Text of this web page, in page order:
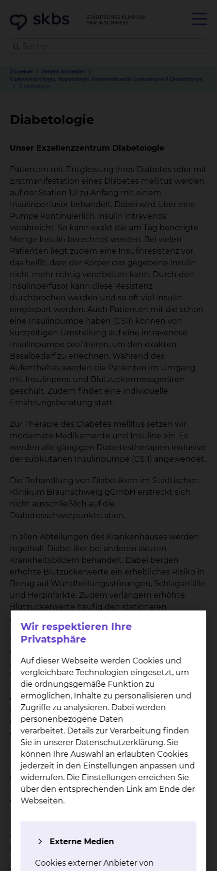
Zuweiser
Patient anmelden
Gastroenterologie, Hepatologie, Interventionelle Endoskopie & Diabetologie
Diabetologie
Diabetologie
Unser Exzellenzzentrum Diabetologie
Patienten mit Entgleisung ihres Diabetes oder mit
Erstmanifestation eines Diabetes mellitus werden
auf der Station 1.2 zu Anfang mit einem
Insulinperfusor behandelt. Dabei wird über eine
Pumpe kontinuierlich Insulin intravenös
verabreicht. So kann exakt die am Tag benötigte
Menge Insulin berechnet werden. Bei vielen
Patienten liegt zudem eine Insulinresistenz vor,
das heißt, dass der Körper das gegebene Insulin
nicht mehr richtig verarbeiten kann. Durch den
Insulinperfusor kann diese Resistenz
durchbrochen werden und so oft viel Insulin
eingespart werden. Auch Patienten mit die schon
eine Insulinpumpe haben (CSII) können von
kurzzeitigen Umstellung auf eine intravenöse
Insulinpumpe profitieren, um den exakten
Basalbedarf zu errechnen. Während des
Aufenthaltes werden die Patienten im Umgang
mit Insulinpens und Blutzuckermessgeräten
geschult. Zudem findet eine individuelle
Ernährungsberatung statt.
Zur Therapie des Diabetes mellitus setzen wir
modernste Medikamente und Insuline ein. Es
werden alle gängigen Diabetestherapien inklusive
der subkutanen Insulinpumpe (CSII) angewendet.
Die Behandlung von Diabetikern im Städtischen
Klinikum Braunschweig gGmbH erstreckt sich
nicht ausschließlich auf die
Diabetesschwerpunktstation.
In allen Abteilungen des Krankenhauses werden
regelhaft Diabetiker bei anderen akuten
Krankheitsbildern behandelt. Dabei bergen
erhöhte Blutzuckerwerte ein erhebliches Risiko in
Bezug auf Wundheilungsstörungen, Schlaganfälle
und Herzinfarkte. Zudem verlängern erhöhte
Blutzuckerwerte häufig den stationären
Aufenthalt.
Um die Betreuung der Diabetiker rund um die
akute Versorgung des Aufnahmegrundes adäquat
zu gewährleisten wird seit dem 1.10.2018
flächendeckend auf pathologisch erhöhte
Blutzuckerwerte gescreent. Hierfür wird zum
einen der Blutzucker (>200 mg/dl) genutzt. Das
herausragende Novum ist jedoch die Integration
des HbA1c-Wertes in die Aufnahmeroutine der
operativen Fächer.
Dieses ist durch Interdisziplinariät möglich.
Es besteht dabei eine Kooperation der
Chirurgischen Kliniken, der Neurologie und
Psychiatrie, der Augenheilkunde, der
Gastroenterologie & Diabetologie und den
vergangenen zwei Jahre konnte so die
Diabetespatienten und die klinikinterne Fort- und
Wir respektieren Ihre
Privatsphäre
Auf dieser Webseite werden Cookies und
vergleichbare Technologien eingesetzt, um
die ordnungsgemäße Funktion zu
ermöglichen, Inhalte zu personalisieren und
Zugriffe zu analysieren. Dabei werden
personenbezogene Daten
verarbeitet. Details zur Verarbeitung finden
Sie in unserer Datenschutzerklärung. Sie
können Ihre Auswahl an erlaubten Cookies
jederzeit in den Einstellungen anpassen und
widerrufen. Die Einstellungen erreichen Sie
über den entsprechenden Link am Ende der
Webseiten.
Externe Medien
Cookies externer Anbieter von